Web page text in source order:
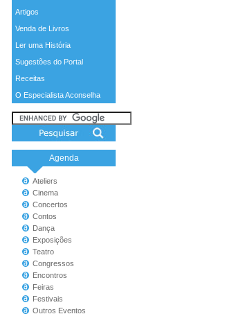
Artigos
Venda de Livros
Ler uma História
Sugestões do Portal
Receitas
O Especialista Aconselha
Agenda
Ateliers
Cinema
Concertos
Contos
Dança
Exposições
Teatro
Congressos
Encontros
Feiras
Festivais
Outros Eventos